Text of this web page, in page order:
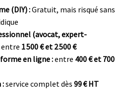
(DIY) :Gratuit, mais risqué sans
(avocat, expert-
entre 1 500 € et 2 500 €
en ligne :entre 400 € et 700
:service complet dès 99 € HT